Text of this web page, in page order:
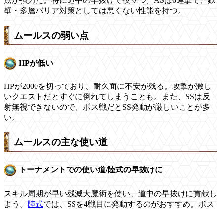
壁・多層バリア対策としては悪くない性能を持つ。
ムールスの弱い点
HPが低い
HPが2000を切っており、耐久面に不安が残る。攻撃が激し
いクエストだとすぐに倒れてしまうことも。また、SSは反
射無視できないので、ボス戦だとSS発動が厳しいことが多
い。
ムールスの主な使い道
トーナメントでの使い道/陸式の早抜けに
スキル周期が早い残滅大魔術を使い、道中の早抜けに貢献し
よう。 陸式では、SSを4戦目に発動するのがおすすめ。ボス